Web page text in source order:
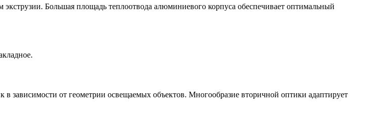
Большая площадь теплоотвода алюминиевого корпуса обеспечивает оптимальный
зависимости от геометрии освещаемых объектов. Многообразие вторичной оптики адаптирует